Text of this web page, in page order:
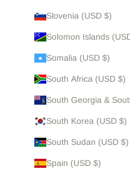
Slovenia (USD $)
Solomon Islands
Somalia (USD $)
South Africa (USD $)
South Georgia &
South Korea (USD $)
South Sudan (USD $)
Spain (USD $)